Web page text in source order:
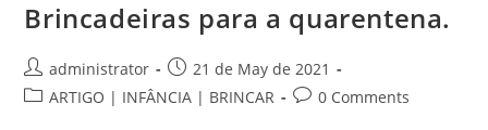
Brincadeiras para a quarentena.
Post
author:
administrator
Post
published:
21 de May de 2021
PostARTIGO | INFÂNCIA | BRINCAR
Post0 Comments